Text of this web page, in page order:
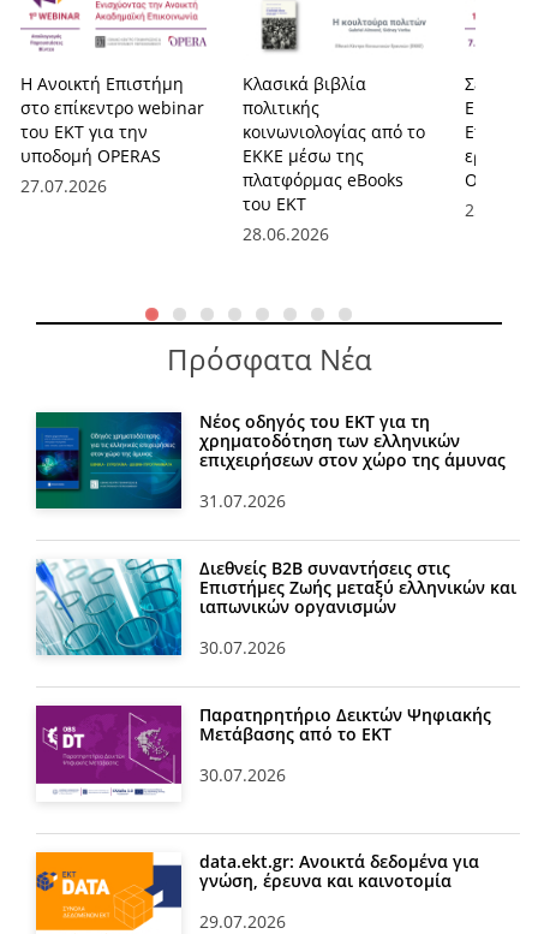
Η Ανοικτή Επιστήμη
στο επίκεντρο webinar
του ΕΚΤ για την
υποδομή OPERAS
27.07.2026
Κλασικά βιβλία
πολιτικής
κοινωνιολογίας από το
ΕΚΚΕ μέσω της
πλατφόρμας eBooks
του ΕΚΤ
28.06.2026
Σειρά
ΕΚΤ για
OPERAS
Πρόσφατα Νέα
Νέος οδηγός του ΕΚΤ για τη
χρηματοδότηση των ελληνικών
επιχειρήσεων στον χώρο της άμυνας
31.07.2026
Διεθνείς Β2Β συναντήσεις στις
Επιστήμες Ζωής μεταξύ ελληνικών και
ιαπωνικών οργανισμών
30.07.2026
Παρατηρητήριο Δεικτών Ψηφιακής
Μετάβασης από το ΕΚΤ
30.07.2026
data.ekt.gr: Ανοικτά δεδομένα για
γνώση, έρευνα και καινοτομία
29.07.2026